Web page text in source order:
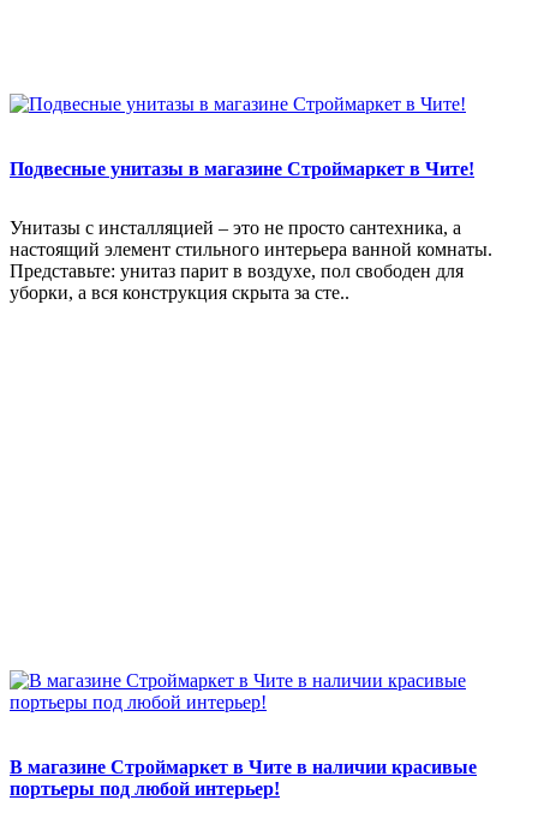
Подвесные унитазы в магазине Строймаркет в Чите!
Унитазы с инсталляцией – это не просто сантехника, а
настоящий элемент стильного интерьера ванной комнаты.
Представьте: унитаз парит в воздухе, пол свободен для
уборки, а вся конструкция скрыта за сте..
В магазине Строймаркет в Чите в наличии красивые
портьеры под любой интерьер!